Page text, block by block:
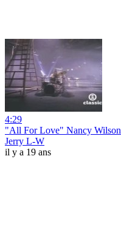
4:29
"All For Love" Nancy Wilson
Jerry L-W
il y a 19 ans